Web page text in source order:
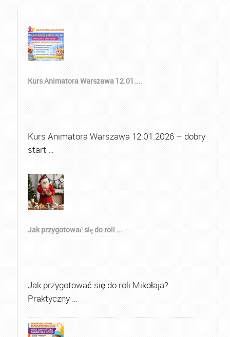
Kurs Animatora Warszawa 12.01....
Kurs Animatora Warszawa 12.01.2026 – dobry
start …
Jak przygotować się do roli ...
Jak przygotować się do roli Mikołaja?
Praktyczny …